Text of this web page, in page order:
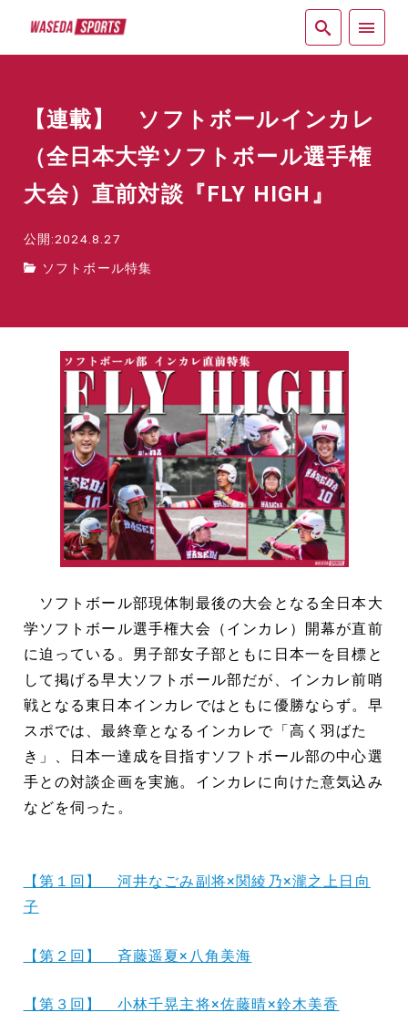
【連載】 ソフトボールインカレ
（全日本大学ソフトボール選手権
大会）直前対談『FLY HIGH』
公開:2024.8.27
ソフトボール特集
ソフトボール部現体制最後の大会となる全日本大
学ソフトボール選手権大会（インカレ）開幕が直前
に迫っている。男子部女子部ともに日本一を目標と
して掲げる早大ソフトボール部だが、インカレ前哨
戦となる東日本インカレではともに優勝ならず。早
スポでは、最終章となるインカレで「高く羽ばた
き」、日本一達成を目指すソフトボール部の中心選
手との対談企画を実施。インカレに向けた意気込み
などを伺った。
【第１回】 河井なごみ副将×関綾乃×瀧之上日向
子
【第２回】 斉藤遥夏×八角美海
【第３回】 小林千晃主将×佐藤晴×鈴木美香